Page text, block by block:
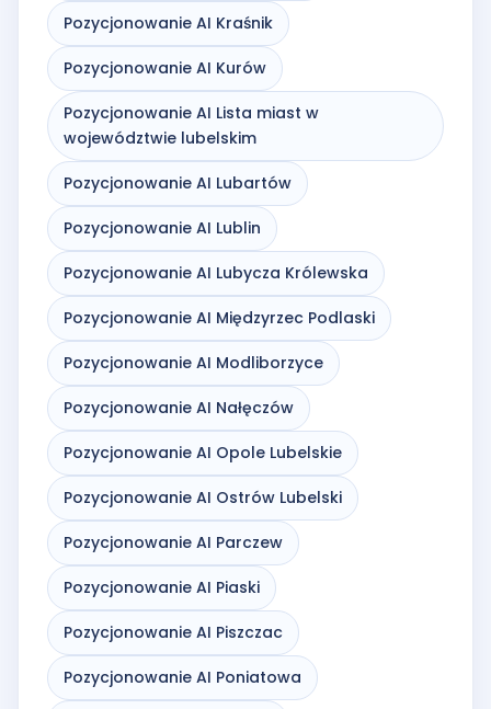
Pozycjonowanie AI Kraśnik
Pozycjonowanie AI Kurów
Pozycjonowanie AI Lista miast w
województwie lubelskim
Pozycjonowanie AI Lubartów
Pozycjonowanie AI Lublin
Pozycjonowanie AI Lubycza Królewska
Pozycjonowanie AI Międzyrzec Podlaski
Pozycjonowanie AI Modliborzyce
Pozycjonowanie AI Nałęczów
Pozycjonowanie AI Opole Lubelskie
Pozycjonowanie AI Ostrów Lubelski
Pozycjonowanie AI Parczew
Pozycjonowanie AI Piaski
Pozycjonowanie AI Piszczac
Pozycjonowanie AI Poniatowa